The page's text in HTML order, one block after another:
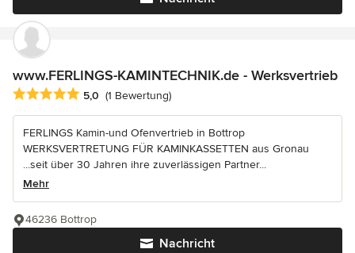
www.FERLINGS-KAMINTECHNIK.de - Werksvertrieb
Durchschnittliche Bewertung: 5 von 5 Sternen
5,0 (1 Bewertung)
FERLINGS Kamin-und Ofenvertrieb in Bottrop
WERKSVERTRETUNG FÜR KAMINKASSETTEN aus Gronau
...seit über 30 Jahren ihre zuverlässigen Partner...
Mehr
Nachricht
46236 Bottrop